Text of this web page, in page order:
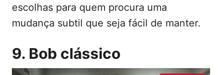
escolhas para quem procura uma
mudança subtil que seja fácil de manter.
9. Bob clássico